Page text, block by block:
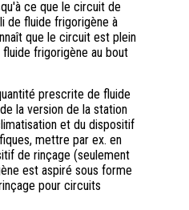
ce que le circuit de
de fluide frigorigène à
que le circuit est plein
frigorigène au bout
prescrite de fluide
la version de la station
et du dispositif
mettre par ex. en
de rinçage (seulement
est aspiré sous forme
pour circuits